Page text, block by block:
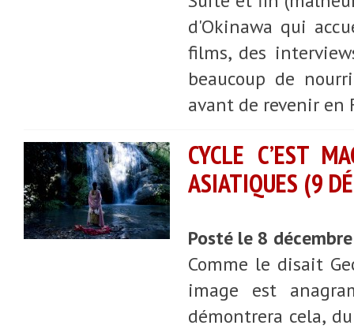
d'Okinawa qui
films, des
beaucoup de
avant de revenir en
CYCLE C’EST
ASIATIQUES (9
Posté le 8
Comme le disait
image est
démontrera cela,